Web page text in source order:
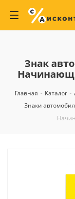
Знак
Главная - Каталог -
Знаки